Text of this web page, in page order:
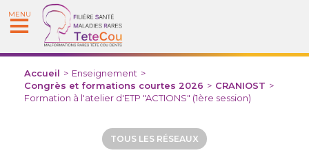
MENU
Accueil > Enseignement >
Congrès et formations courtes 2026 > CRANIOST >
Formation à l'atelier d'ETP "ACTIONS" (1ère session)
TOUS LES RÉSEAUX